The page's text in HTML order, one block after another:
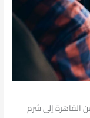
القاهرة إلى شرم